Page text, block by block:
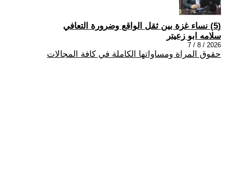
(5) نساء غزة بين ثقل الواقع وضرورة التعافي
سلامه ابو زعيتر
2026 / 8 / 7
حقوق المراة ومساواتها الكاملة في كافة المجالات